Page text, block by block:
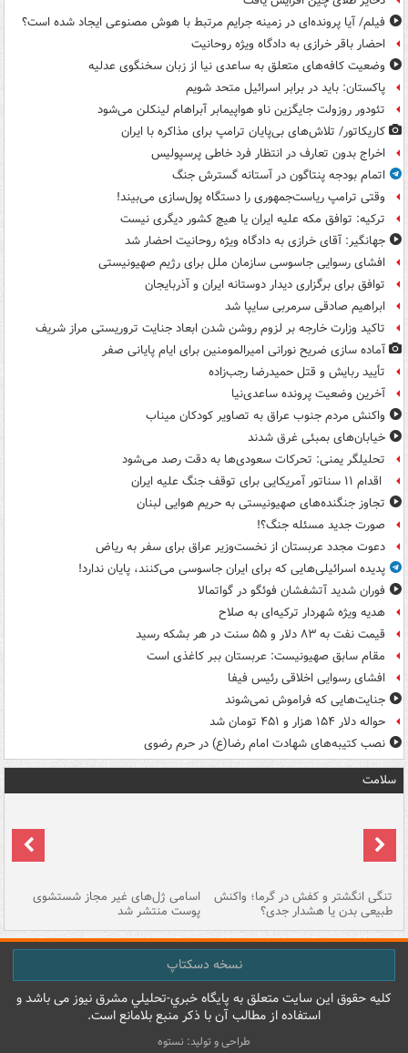
فیلم/ آیا پرونده‌ای در زمینه جرایم مرتبط با هوش مصنوعی ایجاد شده است؟
احضار باقر خرازی به دادگاه ویژه روحانیت
وضعیت کافه‌های متعلق به ساعدی نیا از زبان سخنگوی عدلیه
پاکستان: باید در برابر اسرائیل متحد شویم
تئودور روزولت جایگزین ناو هواپیمابر آبراهام لینکلن می‌شود
کاریکاتور/ تلاش‌های بی‌پایان ترامپ برای مذاکره با ایران
اخراج بدون تعارف در انتظار فرد خاطی پرسپولیس
اتمام بودجه پنتاگون در آستانه گسترش جنگ
وقتی ترامپ ریاست‌جمهوری را دستگاه پول‌سازی می‌بیند!
ترکیه: توافق مکه علیه ایران یا هیچ کشور دیگری نیست
جهانگیر: آقای خرازی به دادگاه ویژه روحانیت احضار شد
افشای رسوایی جاسوسی سازمان ملل برای رژیم صهیونیستی
توافق برای برگزاری دیدار دوستانه ایران و آذربایجان
ابراهیم صادقی سرمربی سایپا شد
تاکید وزارت خارجه بر لزوم روشن شدن ابعاد جنایت تروریستی مراز شریف
آماده سازی ضریح نورانی امیرالمومنین برای ایام پایانی صفر
تأیید ربایش و قتل حمیدرضا رجب‌زاده
آخرین وضعیت پرونده ساعدی‌نیا
واکنش مردم جنوب عراق به تصاویر کودکان میناب
خیابان‌های بمبئی غرق شدند
تحلیلگر یمنی: تحرکات سعودی‌ها به دقت رصد می‌شود
اقدام ۱۱ سناتور آمریکایی برای توقف جنگ علیه ایران
تجاوز جنگنده‌های صهیونیستی به حریم هوایی لبنان
صورت جدید مسئله جنگ؟!
دعوت مجدد عربستان از نخست‌وزیر عراق برای سفر به ریاض
پدیده اسرائیلی‌هایی که برای ایران جاسوسی می‌کنند، پایان ندارد!
فوران شدید آتشفشان فوئگو در گواتمالا
هدیه ویژه شهردار ترکیه‌ای به صلاح
قیمت نفت به ۸۳ دلار و ۵۵ سنت در هر بشکه رسید
مقام سابق صهیونیست: عربستان ببر کاغذی است
افشای رسوایی اخلاقی رئیس فیفا
جنایت‌هایی که فراموش نمی‌شوند
حواله دلار ۱۵۴ هزار و ۴۵۱ تومان شد
نصب کتیبه‌های شهادت امام رضا(ع) در حرم رضوی
سلامت
تنگی انگشتر و کفش در گرما؛ واکنش
طبیعی بدن یا هشدار جدی؟
اسامی ژل‌های غیر مجاز شستشوی
پوست منتشر شد
نسخه دسکتاپ
کليه حقوق اين سايت متعلق به پایگاه خبري-تحليلي مشرق نيوز می باشد و
استفاده از مطالب آن با ذکر منبع بلامانع است.
طراحی و تولید: نستوه